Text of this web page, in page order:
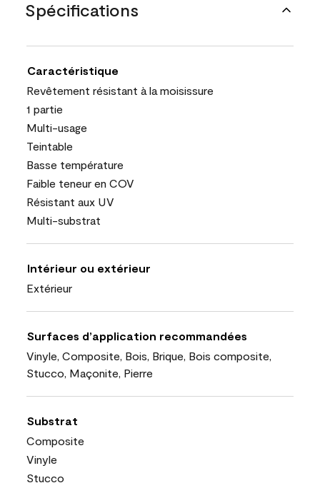
Spécifications
Caractéristique
Revêtement résistant à la moisissure
1 partie
Multi-usage
Teintable
Basse température
Faible teneur en COV
Résistant aux UV
Multi-substrat
Intérieur ou extérieur
Extérieur
Surfaces d’application recommandées
Vinyle, Composite, Bois, Brique, Bois composite,
Stucco, Maçonite, Pierre
Substrat
Composite
Vinyle
Stucco